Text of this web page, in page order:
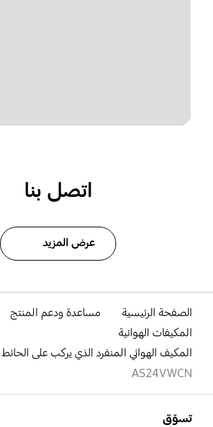
اتصل بنا
عرض المزيد
الصفحة الرئيسية
مساعدة ودعم المنتج
المكيفات الهوائية
المكيف الهوائي المنفرد الذي يركب على الحائط
AS24VWCN
تسوّق